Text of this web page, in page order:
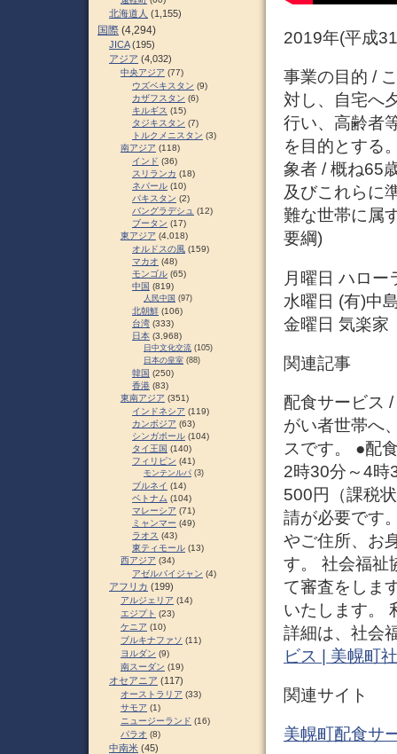
2019年(平成
事業の目的 /
対し、自宅へ
行い、高齢者
を目的とする
象者 / 概ね65
及びこれらに
難な世帯に属
要綱)
月曜日 ハロー
水曜日 (有)中
金曜日 気楽家
関連記事
配食サービス
がい者世帯へ
スです。 ●配
2時30分～4時
500円（課税
請が必要です
やご住所、お
す。 社会福祉
て審査をしま
いたします。
詳細は、社会
ビス | 美幌町
関連サイト
美幌町配食サ
北海道人 (1,155)
国際 (4,294)
JICA(195)
アジア (4,032)
中央アジア (77)
ウズベキスタン (9)
カザフスタン (6)
キルギス (15)
タジキスタン (7)
トルクメニスタン (3)
南アジア (118)
インド (36)
スリランカ (18)
ネパール (10)
パキスタン (2)
バングラデシュ (12)
ブータン (17)
東アジア (4,018)
オルドスの風 (159)
マカオ (48)
モンゴル (65)
中国 (819)
人民中国 (97)
北朝鮮 (106)
台湾 (333)
日本 (3,968)
日中文化交流 (105)
日本の皇室 (88)
韓国 (250)
香港 (83)
東南アジア (351)
インドネシア (119)
カンボジア (63)
シンガポール (104)
タイ王国 (140)
フィリピン (41)
モンテンルパ (3)
ブルネイ (14)
ベトナム (104)
マレーシア (71)
ミャンマー (49)
ラオス (43)
東ティモール (13)
西アジア (34)
アゼルバイジャン (4)
アフリカ (199)
アルジェリア (14)
エジプト (23)
ケニア (10)
ブルキナファソ (11)
ヨルダン (9)
南スーダン (19)
オセアニア (117)
オーストラリア (33)
サモア (1)
ニュージーランド (16)
パラオ (8)
中南米 (45)